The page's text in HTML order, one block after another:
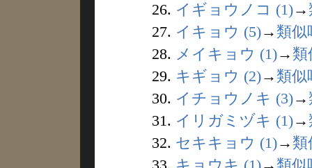
26. イギョウノコ (1)→
27. イキョウ (5)→ 類似
28. メイキョウ (1)→ 類
29. キギョウ (2)→ 類似
30. イチョウノキ (3)→
31. イリガミヅキ (1)→
32. セキキョウ (1)→ 類